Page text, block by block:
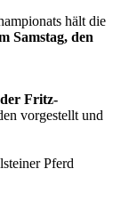
hält die
Samstag, den
der Fritz-
vorgestellt und
Pferd